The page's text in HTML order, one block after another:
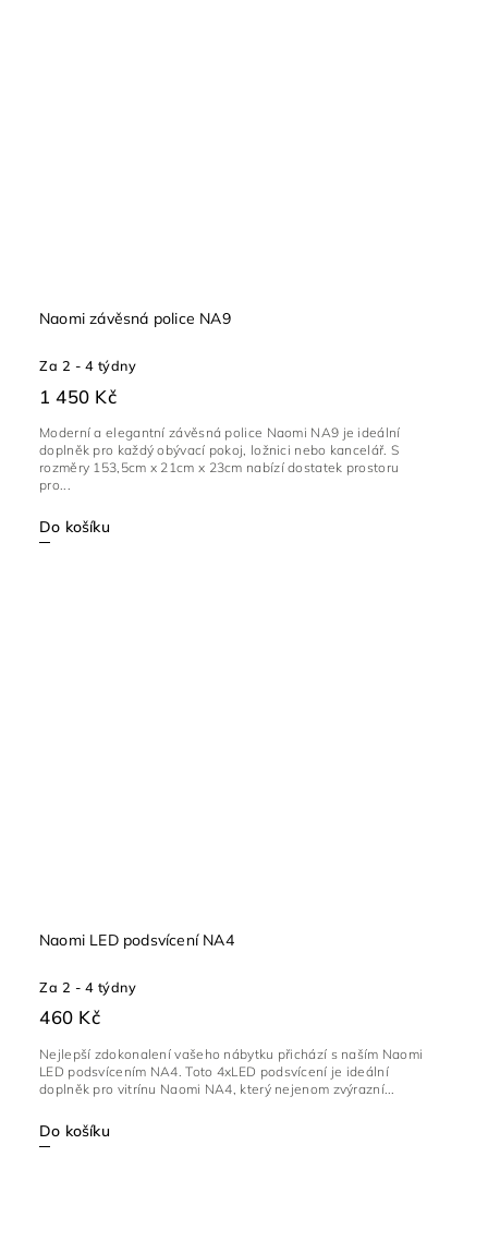
Naomi závěsná police NA9
Za 2 - 4 týdny
1 450 Kč
Do košíku
Moderní a elegantní závěsná police Naomi NA9 je ideální
doplněk pro každý obývací pokoj, ložnici nebo kancelář. S
rozměry 153,5cm x 21cm x 23cm nabízí dostatek prostoru
pro...
Naomi LED podsvícení NA4
Za 2 - 4 týdny
460 Kč
Do košíku
Nejlepší zdokonalení vašeho nábytku přichází s naším Naomi
LED podsvícením NA4. Toto 4xLED podsvícení je ideální
doplněk pro vitrínu Naomi NA4, který nejenom zvýrazní...